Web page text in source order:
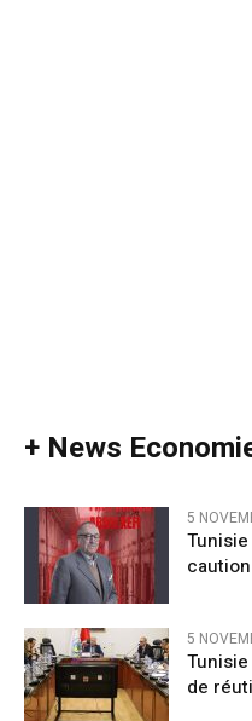
+ News
5
caution
5
de